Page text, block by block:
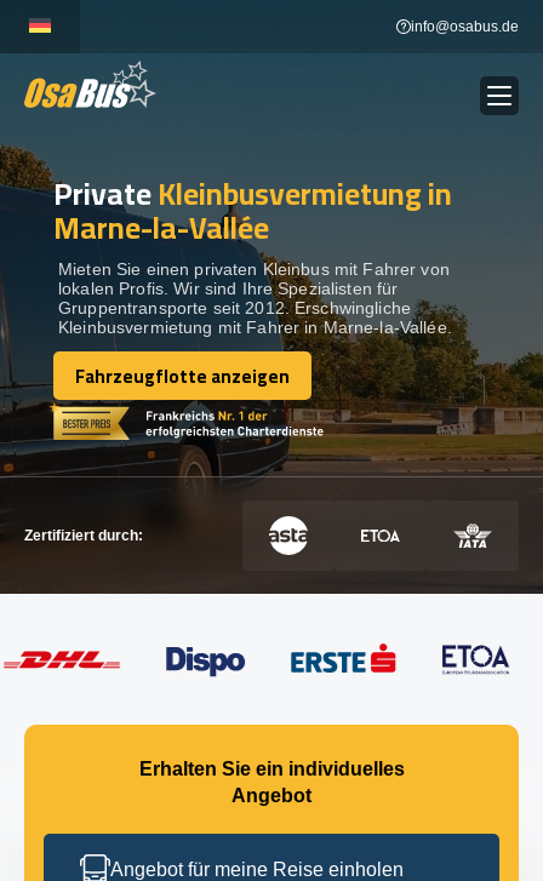
content
info@osabus.de
BUSVERMIETUNG Show dropdown
REISEZIELE
FLOTTE
KONTAKTIEREN SIE UNS
KONTAKTIEREN SIE UNS
PrivateKleinbusvermietung in
Marne-la-Vallée
Mieten Sie einen privaten Kleinbus mit Fahrer von
lokalen Profis. Wir sind Ihre Spezialisten für
Gruppentransporte seit 2012. Erschwingliche
Kleinbusvermietung mit Fahrer in Marne-la-Vallée.
Fahrzeugflotte anzeigen
Fahrzeugflotte anzeigen
Zertifiziert durch:
Erhalten Sie ein individuelles
Angebot
Angebot für meine Reise einholen